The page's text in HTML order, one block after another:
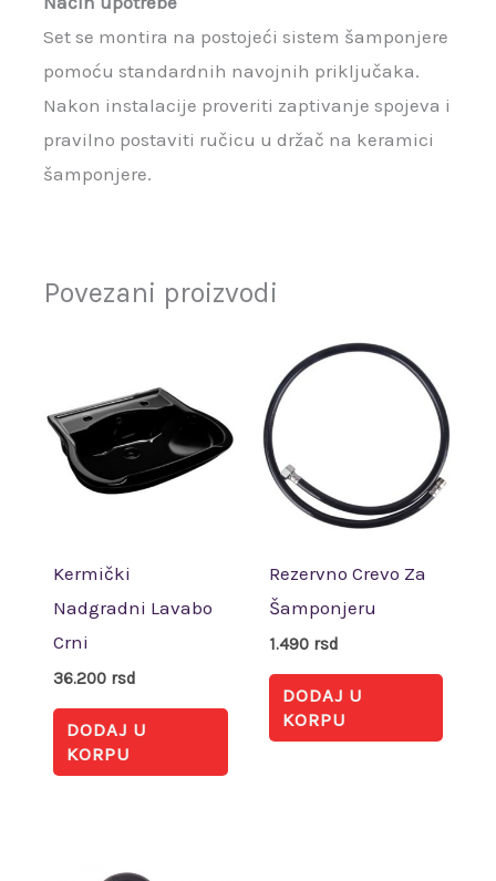
Set se montira na postojeći sistem šamponjere
pomoću standardnih navojnih priključaka.
Nakon instalacije proveriti zaptivanje spojeva i
pravilno postaviti ručicu u držač na keramici
šamponjere.
Povezani proizvodi
Kermički
Nadgradni Lavabo
Crni
36.200 rsd
DODAJ U
KORPU
Rezervno Crevo Za
Šamponjeru
1.490 rsd
DODAJ U
KORPU